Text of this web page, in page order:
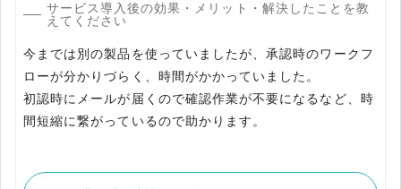
サービス導入後の効果・メリット・解決したことを教
えてください
今までは別の製品を使っていましたが、承認時のワークフ
ローが分かりづらく、時間がかかっていました。
初認時にメールが届くので確認作業が不要になるなど、時
間短縮に繋がっているので助かります。